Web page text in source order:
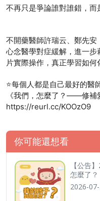
不再只是爭論誰對誰錯，而
不開藥醫師許瑞云、鄭先
心念醫學對症緩解，進一
片實際操作，真正學習如何
⭐每個人都是自己最好的醫
《我們，怎麼了？——修補
https://reurl.cc/KOOzO9
你可能還想看
【公告
怎麼了？
2026-